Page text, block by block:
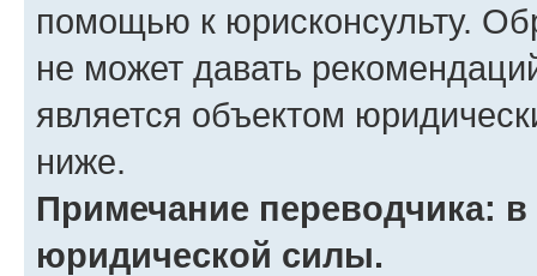
помощью к юрисконсульту.
не может давать
является объектом
ниже.
Примечание переводчика:
юридической силы.